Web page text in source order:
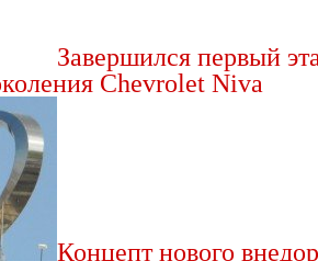
Завершился первый
Chevrolet Niva
Концепт нового